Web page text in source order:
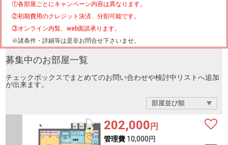
①各部屋ごとにキャンペーン内容は異なります。
②初期費用のクレジット決済、分割可能です。
③オンライン内覧、web面談承ります。
※諸条件・詳細等は是非お問合せ下さいませ。
募集中のお部屋一覧
チェックボックスでまとめてのお問い合わせや検討中リストへ追加
が出来ます。
202,000 円
管理費10,000円